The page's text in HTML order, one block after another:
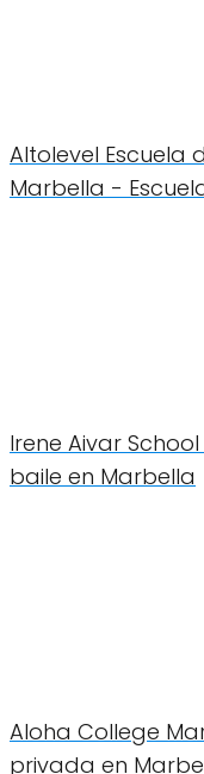
Altolevel Escuela
Marbella -
Irene Aivar
baile en Marbella
Aloha College
privada en